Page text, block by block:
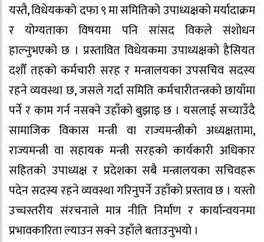
यस्तै, विधेयकको दफा ९ मा समितिको उपाध्यक्षको मर्यादाक्रम
र योग्यताका विषयमा पनि सांसद विकले संशोधन
हाल्नुभएको छ । प्रस्तावित विधेयकमा उपाध्यक्षको हैसियत
दशौँ तहको कर्मचारी सरह र मन्त्रालयका उपसचिव सदस्य
रहने व्यवस्था छ, जसले गर्दा समिति कर्मचारीतन्त्रको छायाँमा
पर्ने र काम गर्न नसक्ने उहाँको बुझाइ छ । यसलाई सच्याउँदै
सामाजिक विकास मन्त्री वा राज्यमन्त्रीको अध्यक्षतामा,
राज्यमन्त्री वा सहायक मन्त्री सरहको कार्यकारी अधिकार
सहितको उपाध्यक्ष र प्रदेशका सबै मन्त्रालयका सचिवहरू
पदेन सदस्य रहने व्यवस्था गरिनुपर्ने उहाँको प्रस्ताव छ । यस्तो
उच्चस्तरीय संरचनाले मात्र नीति निर्माण र कार्यान्वयनमा
प्रभावकारिता ल्याउन सक्ने उहाँले बताउनुभयो ।